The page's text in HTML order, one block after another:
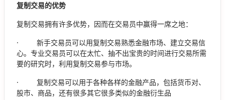
复制交易的优势
复制交易拥有许多优势，因而在交易员中赢得一席之地：
· 新手交易员可以用复制交易熟悉金融市场、建立交易信
心。专业交易员可以在太忙、抽不出宝贵的时间进行交易所需
要的研究时，利用复制交易参与市场。
· 复制交易可以用于各种各样的金融产品，包括货币对、
股市、商品，还有很多其它很多类似的金融衍生品